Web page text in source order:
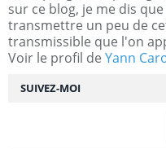
SUIVEZ-MOI
sur ce blog, je me dis
transmettre un peu de
transmissible que l'on
Voir le profil de Yann